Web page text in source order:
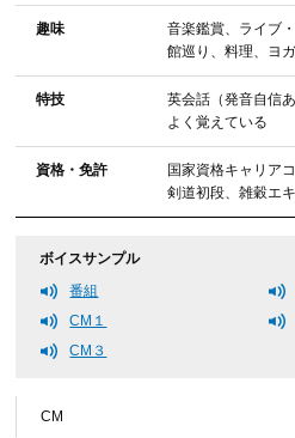
趣味
音楽鑑賞、ライブ
館巡り、料理、ヨ
特技
英会話（発音自信
よく覚えている
資格・免許
国家資格キャリア
剣道初段、雑穀エ
ボイスサンプル
番組
CM１
CM３
CM